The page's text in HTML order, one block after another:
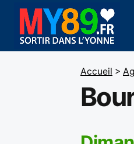
Accueil >